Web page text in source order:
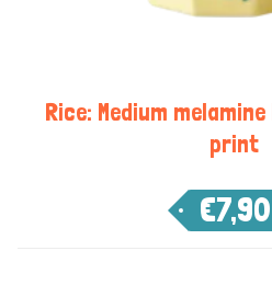
Rice: Medium melamine
print
€7,90